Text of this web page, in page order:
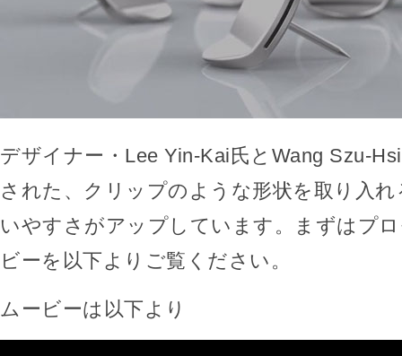
デザイナー・Lee Yin-Kai氏とWang Szu-
された、クリップのような形状を取り入
いやすさがアップしています。まずはプ
ビーを以下よりご覧ください。
ムービーは以下より